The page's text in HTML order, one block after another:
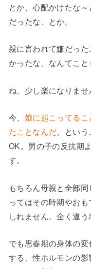
とか、心配かけたな
だったな、とか。
親に言われて嫌だっ
かったな、なんてこと
ね、少し楽になりませ
今、 娘に起こってるこ
たことなんだ 、とい
OK。男の子の反抗期
す。
もちろん母親と全部
ってはその時期やお
しれません。全く違う
でも思春期の身体の
する、性ホルモンの